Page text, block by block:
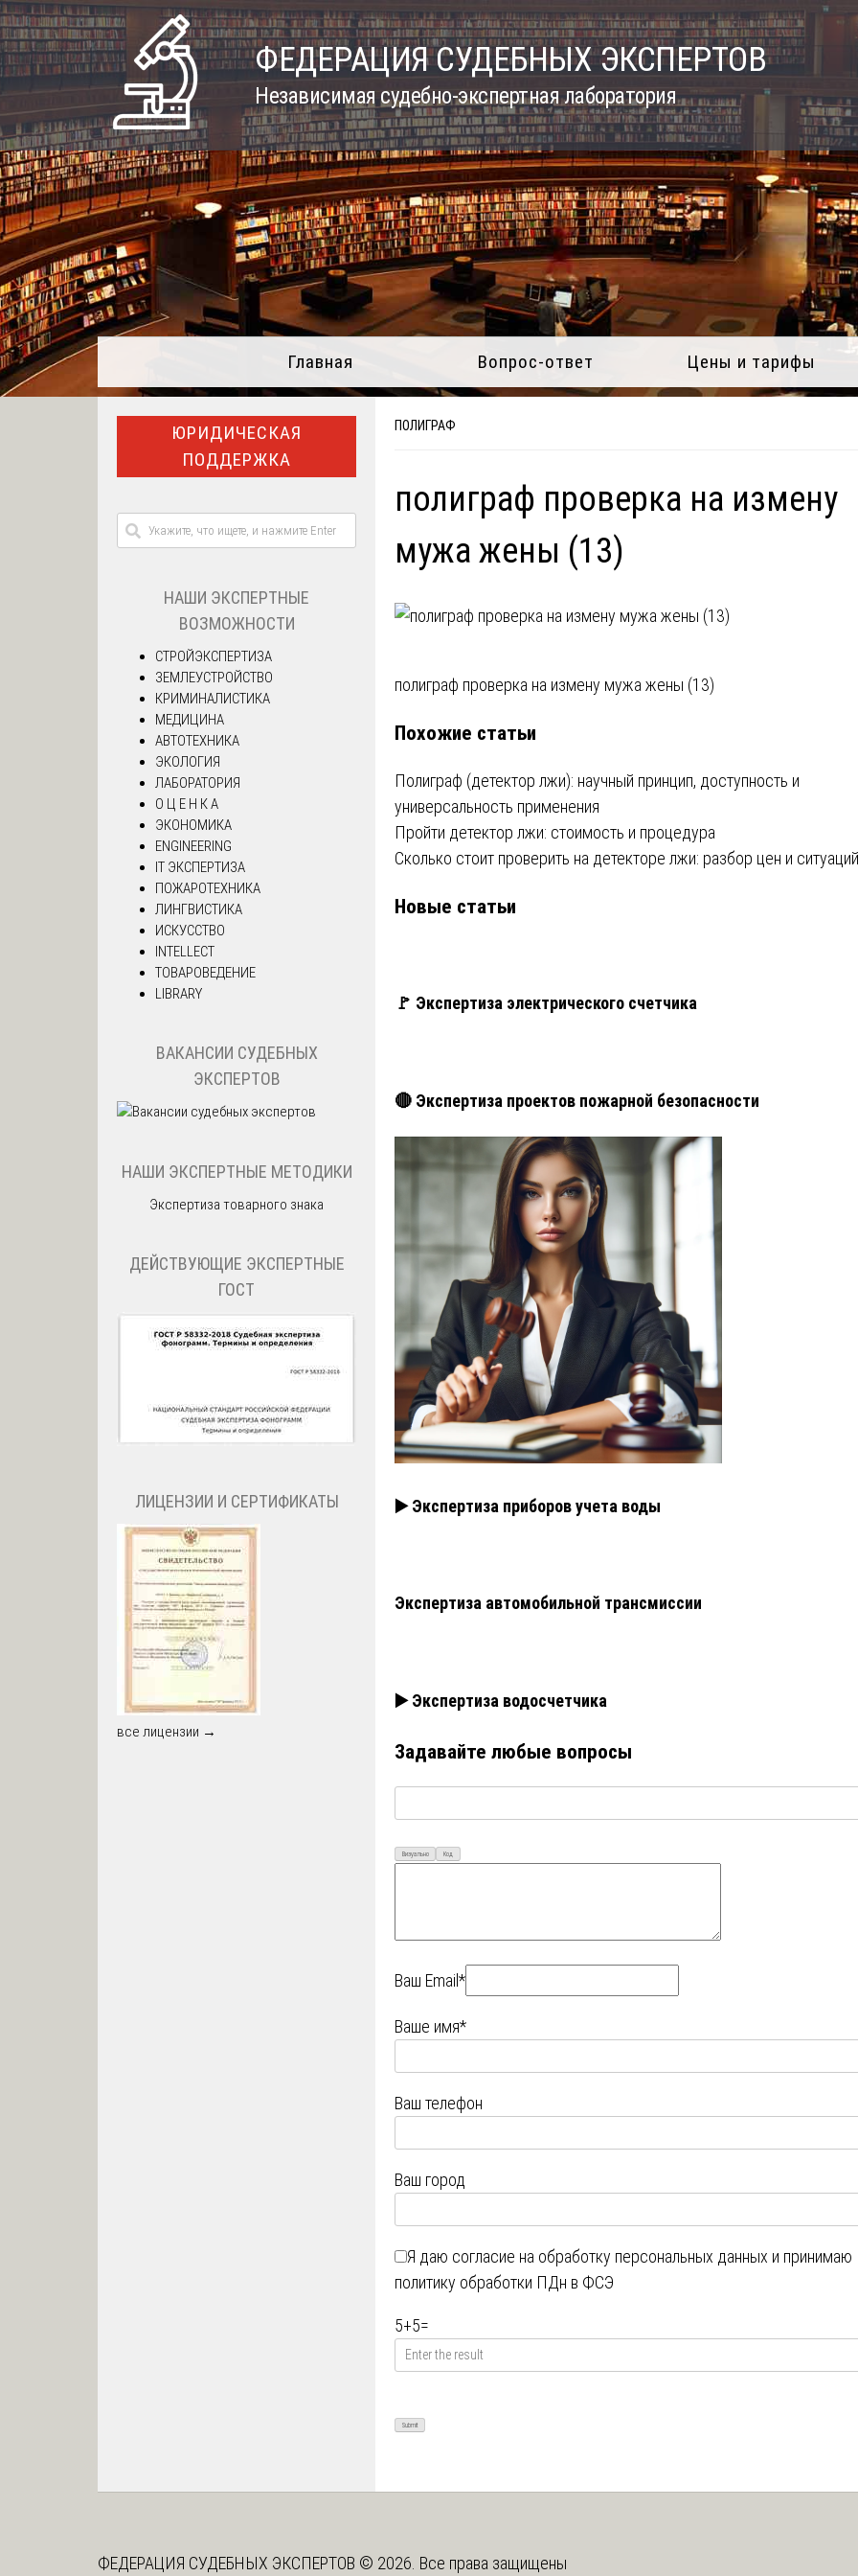
Skip
to
content
ФЕДЕРАЦИЯ СУДЕБНЫХ ЭКСПЕРТОВ
Независимая судебно-экспертная лаборатория
Главная Вопрос-ответ Цены и тарифы
ПОЛИГРАФ
полиграф проверка на измену
мужа жены (13)
Навигация
по
записям
полиграф проверка на измену мужа жены (13)
Похожие статьи
Полиграф (детектор лжи): научный принцип, доступность и
универсальность применения
Пройти детектор лжи: стоимость и процедура
Сколько стоит проверить на детекторе лжи: разбор цен и ситуаций
Новые статьи
🚩 Экспертиза электрического счетчика
🔴 Экспертиза проектов пожарной безопасности
▶️ Экспертиза приборов учета воды
Экспертиза автомобильной трансмиссии
▶️ Экспертиза водосчетчика
Задавайте любые вопросы
Визуально Код
Ваш Email*
Ваше имя*
Ваш телефон
Ваш город
Я даю согласие на обработку персональных данных и принимаю
политику обработки ПДн в ФСЭ
5+5=
ЮРИДИЧЕСКАЯ
ПОДДЕРЖКА
НАШИ ЭКСПЕРТНЫЕ
ВОЗМОЖНОСТИ
СТРОЙЭКСПЕРТИЗА
ЗЕМЛЕУСТРОЙСТВО
КРИМИНАЛИСТИКА
МЕДИЦИНА
АВТОТЕХНИКА
ЭКОЛОГИЯ
ЛАБОРАТОРИЯ
О Ц Е Н К А
ЭКОНОМИКА
ENGINEERING
IT ЭКСПЕРТИЗА
ПОЖАРОТЕХНИКА
ЛИНГВИСТИКА
ИСКУССТВО
INTELLECT
ТОВАРОВЕДЕНИЕ
LIBRARY
ВАКАНСИИ СУДЕБНЫХ
ЭКСПЕРТОВ
НАШИ ЭКСПЕРТНЫЕ МЕТОДИКИ
Экспертиза товарного знака
ДЕЙСТВУЮЩИЕ ЭКСПЕРТНЫЕ
ГОСТ
ЛИЦЕНЗИИ И СЕРТИФИКАТЫ
все лицензии →
ФЕДЕРАЦИЯ СУДЕБНЫХ ЭКСПЕРТОВ © 2026. Все права защищены